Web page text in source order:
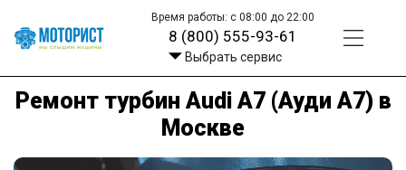
Время работы: с 08:00 до 22:00
8 (800) 555-93-61
Выбрать сервис
Ремонт турбин Audi A7 (Ауди А7) в
Москве